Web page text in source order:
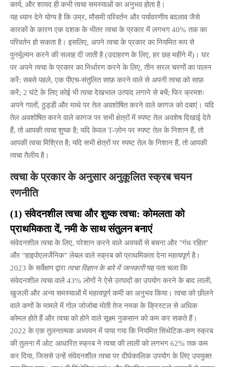
कार्य, और शायद ही कभी त्वचा समस्याओं का अनुभव होता है।
यह ध्यान देने योग्य है कि उम्र, मौसमी परिवर्तन और पर्यावरणीय बदलाव जैसे
कारकों के कारण एक दशक के भीतर त्वचा के प्रकार में लगभग 40% तक का
परिवर्तन हो सकता है। इसलिए, अपने त्वचा के प्रकार का नियमित रूप से
पुनर्मूल्यन करने की सलाह दी जाती है (उदाहरण के लिए, हर छह महीने में)। घर
पर अपने त्वचा के प्रकार का निर्धारण करने के लिए, तीन सरल चरणों का पालन
करें: सबसे पहले, एक पीएच-संतुलित साफ़ करने वाले से अपनी त्वचा को साफ़
करें; 2 घंटे के लिए कोई भी त्वचा देखभाल उत्पाद लगाने से बचें; फिर क्रमशः
अपने गालों, ठुड्डी और माथे पर तेल अवशोषित करने वाले कागज को दबाएं। यदि
तेल अवशोषित करने वाले कागज पर सभी क्षेत्रों में स्पष्ट तेल अवशेष दिखाई देते
हैं, तो आपकी त्वचा शुष्क है; यदि केवल T-ज़ोन पर स्पष्ट तेल के निशान हैं, तो
आपकी त्वचा मिश्रित है; यदि सभी क्षेत्रों पर स्पष्ट तेल के निशान हैं, तो आपकी
त्वचा तैलीय है।
त्वचा के प्रकार के अनुसार अनुकूलित स्क्रब चयन
रणनीति
(1) संवेदनशील त्वचा और शुष्क त्वचा: कोमलता को
प्राथमिकता दें, नमी के साथ संतुलन बनाएं
संवेदनशील त्वचा के लिए, परेशान करने वाले अवयवों से बचना और "गंध रहित"
और "हाइपोएलर्जेनिक" लेबल वाले स्क्रब को प्राथमिकता देना महत्वपूर्ण है।
2023 के सर्वेक्षण द्वारा त्वचा विज्ञान के बारे में जानकारीयह पता चला कि
संवेदनशील त्वचा वाले 43% लोगों ने ऐसे उत्पादों का उपयोग करने के बाद लाली,
खुजली और अन्य समस्याओं में महत्वपूर्ण कमी का अनुभव किया। त्वचा को छीलने
वाले कणों के मामले में गोल जोजोबा मोती तेज नमक के क्रिस्टल से अधिक
कोमल होते हैं और त्वचा को होने वाले सूक्ष्म नुकसान को कम कर सकते हैं।
2022 के एक तुलनात्मक अध्ययन में पाया गया कि नियमित सिंथेटिक-कण स्क्रब
की तुलना में ओट आधारित स्क्रब ने त्वचा की लाली को लगभग 62% तक कम
कर दिया, जिससे उन्हें संवेदनशील त्वचा पर दीर्घकालिक उपयोग के लिए उपयुक्त